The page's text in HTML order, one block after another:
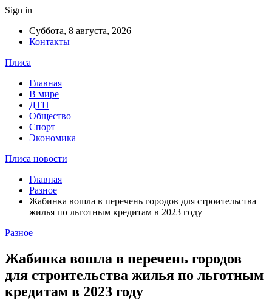
Sign in
Суббота, 8 августа, 2026
Контакты
Плиса
Главная
В мире
ДТП
Общество
Спорт
Экономика
Плиса новости
Главная
Разное
Жабинка вошла в перечень городов для строительства
жилья по льготным кредитам в 2023 году
Разное
Жабинка вошла в перечень городов
для строительства жилья по льготным
кредитам в 2023 году